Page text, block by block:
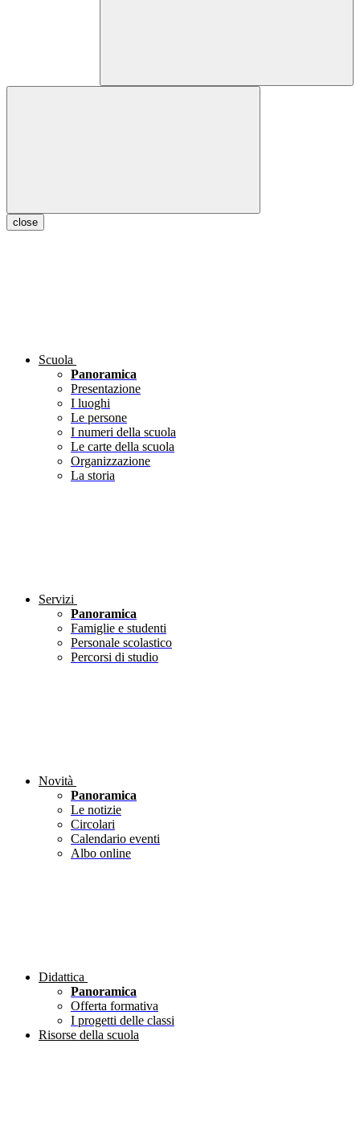
close
Scuola
Panoramica
Presentazione
I luoghi
Le persone
I numeri della scuola
Le carte della scuola
Organizzazione
La storia
Servizi
Panoramica
Famiglie e studenti
Personale scolastico
Percorsi di studio
Novità
Panoramica
Le notizie
Circolari
Calendario eventi
Albo online
Didattica
Panoramica
Offerta formativa
I progetti delle classi
Risorse della scuola